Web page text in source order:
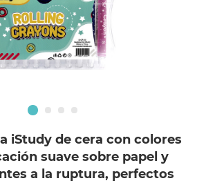
iStudy de cera con colores
suave sobre papel y
a la ruptura, perfectos